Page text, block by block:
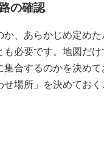
の確認
か、あらかじめ定め
も必要です。地図だ
集合するのかを決め
場所」を決めておく